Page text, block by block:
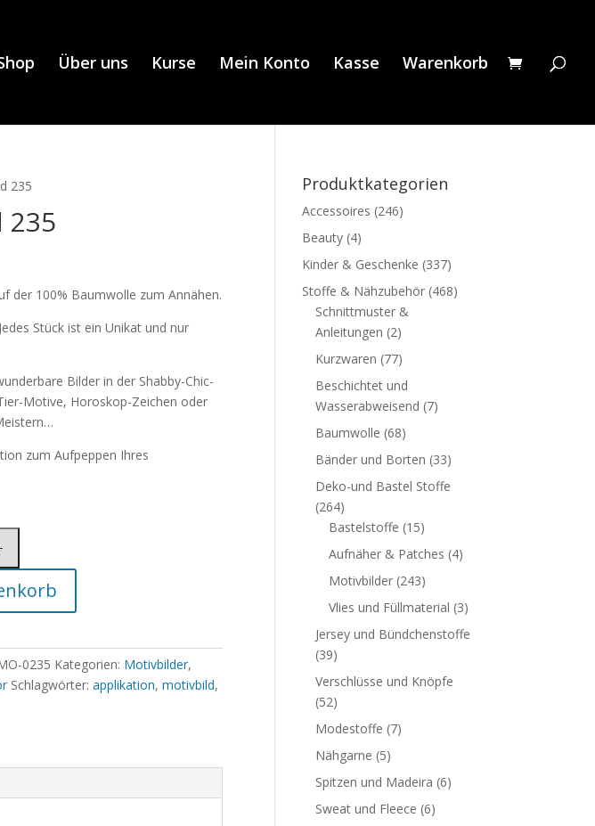
Über uns Kurse Mein Konto Kasse Warenkorb
235
der 100% Baumwolle zum Annähen.
Stück ist ein Unikat und nur
Bilder in der Shabby-Chic-
Motive, Horoskop-Zeichen oder
zum Aufpeppen Ihres
0235 Kategorien: Motivbilder,
Schlagwörter:applikation,motivbild,
Produktkategorien
Accessoires (246)
Beauty (4)
Kinder & Geschenke (337)
Stoffe & Nähzubehör (468)
Schnittmuster &
Anleitungen (2)
Kurzwaren (77)
Beschichtet und
Wasserabweisend (7)
Baumwolle (68)
Bänder und Borten (33)
Deko-und Bastel Stoffe
(264)
Bastelstoffe (15)
Aufnäher & Patches (4)
Motivbilder (243)
Vlies und Füllmaterial (3)
Jersey und Bündchenstoffe
(39)
Verschlüsse und Knöpfe
(52)
Modestoffe (7)
Nähgarne (5)
Spitzen und Madeira (6)
Sweat und Fleece (6)